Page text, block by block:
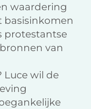
waardering
basisinkomen
protestantse
van
Luce wil de